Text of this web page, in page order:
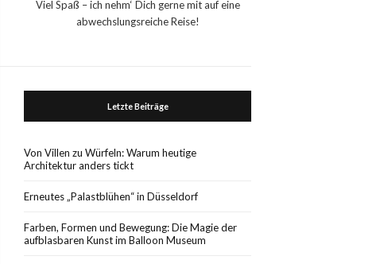
Viel Spaß – ich nehm‘ Dich gerne mit auf eine
abwechslungsreiche Reise!
Letzte Beiträge
Von Villen zu Würfeln: Warum heutige
Architektur anders tickt
Erneutes „Palastblühen“ in Düsseldorf
Farben, Formen und Bewegung: Die Magie der
aufblasbaren Kunst im Balloon Museum